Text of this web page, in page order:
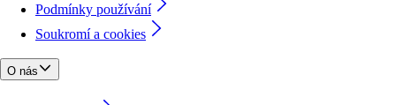
Podmínky používání
Soukromí a cookies
O nás